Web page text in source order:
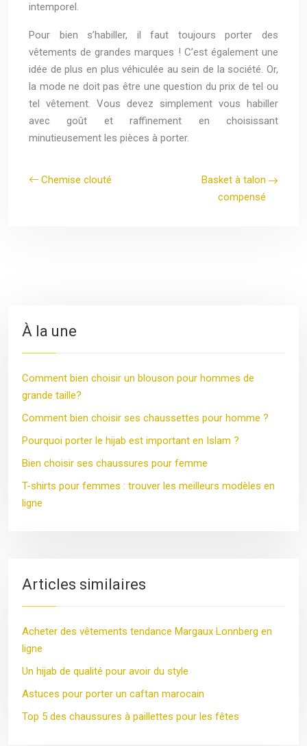
intemporel.
Pour bien s’habiller, il faut toujours porter des
vêtements de grandes marques ! C’est également une
idée de plus en plus véhiculée au sein de la société. Or,
la mode ne doit pas être une question du prix de tel ou
tel vêtement. Vous devez simplement vous habiller
avec goût et raffinement en choisissant
minutieusement les pièces à porter.
Chemise clouté
Basket à talon
compensé
À la une
Comment bien choisir un blouson pour hommes de
grande taille?
Comment bien choisir ses chaussettes pour homme ?
Pourquoi porter le hijab est important en Islam ?
Bien choisir ses chaussures pour femme
T-shirts pour femmes : trouver les meilleurs modèles en
ligne
Articles similaires
Acheter des vêtements tendance Margaux Lonnberg en
ligne
Un hijab de qualité pour avoir du style
Astuces pour porter un caftan marocain
Top 5 des chaussures à paillettes pour les fêtes